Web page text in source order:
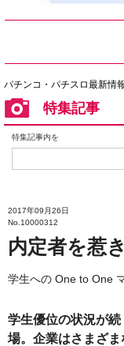
パチンコ・パチスロ最新情
特集記事
特集記事内を
2017年09月26日
No.10000312
内定者を惹
学生への One to One
学生優位の状況が
場。企業はさまざ